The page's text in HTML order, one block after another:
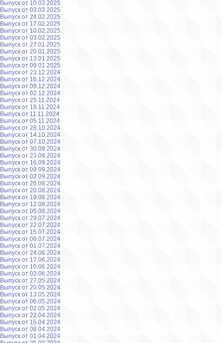
Выпуск от 10.03.2025
Выпуск от 03.03.2025
Выпуск от 24.02.2025
Выпуск от 17.02.2025
Выпуск от 10.02.2025
Выпуск от 03.02.2025
Выпуск от 27.01.2025
Выпуск от 20.01.2025
Выпуск от 13.01.2025
Выпуск от 09.01.2025
Выпуск от 23.12.2024
Выпуск от 16.12.2024
Выпуск от 09.12.2024
Выпуск от 02.12.2024
Выпуск от 25.11.2024
Выпуск от 18.11.2024
Выпуск от 11.11.2024
Выпуск от 05.11.2024
Выпуск от 28.10.2024
Выпуск от 14.10.2024
Выпуск от 07.10.2024
Выпуск от 30.09.2024
Выпуск от 23.09.2024
Выпуск от 16.09.2024
Выпуск от 09.09.2024
Выпуск от 02.09.2024
Выпуск от 26.08.2024
Выпуск от 20.08.2024
Выпуск от 19.08.2024
Выпуск от 12.08.2024
Выпуск от 05.08.2024
Выпуск от 29.07.2024
Выпуск от 22.07.2024
Выпуск от 15.07.2024
Выпуск от 08.07.2024
Выпуск от 01.07.2024
Выпуск от 24.06.2024
Выпуск от 17.06.2024
Выпуск от 10.06.2024
Выпуск от 03.06.2024
Выпуск от 27.05.2024
Выпуск от 20.05.2024
Выпуск от 13.05.2024
Выпуск от 06.05.2024
Выпуск от 02.05.2024
Выпуск от 22.04.2024
Выпуск от 15.04.2024
Выпуск от 08.04.2024
Выпуск от 01.04.2024